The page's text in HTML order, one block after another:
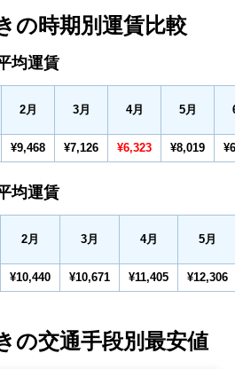
の時期別運賃比較
均運賃
2月 3月 4月 5月
¥9,468 ¥7,126 ¥6,323 ¥8,019
均運賃
2月 3月 4月 5月
¥10,440 ¥10,671 ¥11,405 ¥12,306
の交通手段別最安値